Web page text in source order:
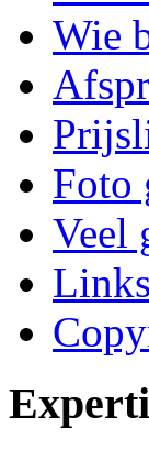
Wie
Foto
Veel
Links